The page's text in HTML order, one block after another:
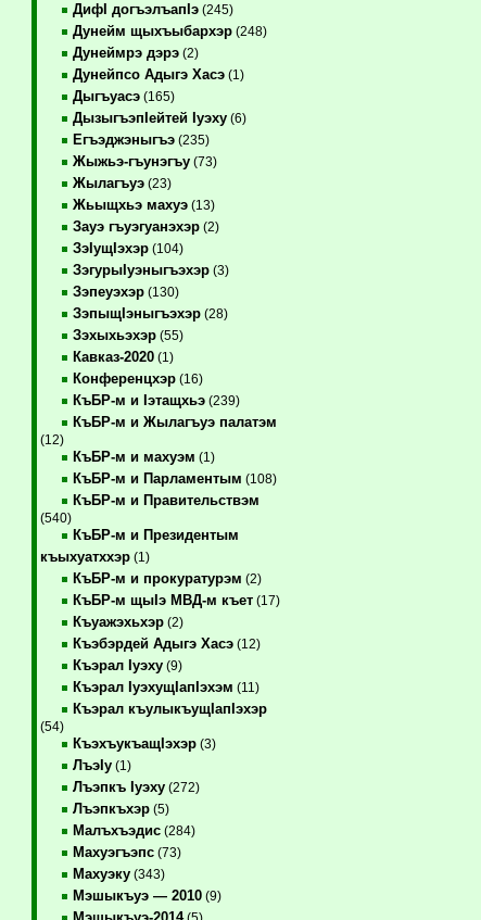
ДифI догъэлъапIэ(245)
Дунейм щыхъыбархэр(248)
Дунеймрэ дэрэ(2)
Дунейпсо Адыгэ Хасэ(1)
Дыгъуасэ(165)
ДызыгъэпIейтей Iуэху(6)
Егъэджэныгъэ(235)
Жыжьэ-гъунэгъу(73)
Жылагъуэ(23)
Жьыщхьэ махуэ(13)
Зауэ гъуэгуанэхэр(2)
ЗэIущIэхэр(104)
ЗэгурыIуэныгъэхэр(3)
Зэпеуэхэр(130)
ЗэпыщIэныгъэхэр(28)
Зэхыхьэхэр(55)
Кавказ-2020(1)
Конференцхэр(16)
КъБР-м и Iэтащхьэ(239)
КъБР-м и Жылагъуэ палатэм
(12)
КъБР-м и махуэм (1)
КъБР-м и Парламентым (108)
КъБР-м и Правительствэм
(540)
КъБР-м и Президентым
къыхуатххэр(1)
КъБР-м и прокуратурэм (2)
КъБР-м щыIэ МВД-м къет(17)
Къуажэхьхэр(2)
Къэбэрдей Адыгэ Хасэ(12)
Къэрал Iуэху(9)
Къэрал IуэхущIапIэхэм (11)
Къэрал къулыкъущIапIэхэр
(54)
КъэхъукъащIэхэр(3)
ЛъэIу(1)
Лъэпкъ Iуэху(272)
Лъэпкъхэр(5)
Малъхъэдис(284)
Махуэгъэпс(73)
Махуэку(343)
Мэшыкъуэ — 2010(9)
(5)